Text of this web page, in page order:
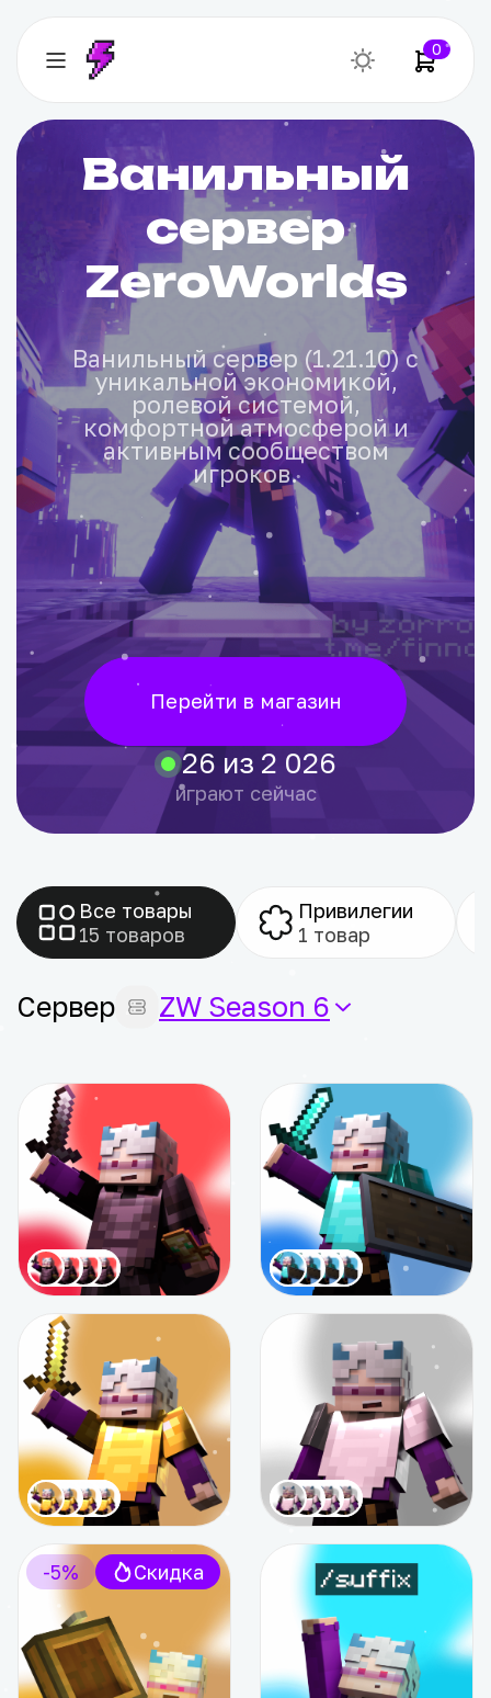
0
Ванильный
сервер
ZeroWorlds
Ванильный сервер (1.21.10) с
уникальной экономикой,
ролевой системой,
комфортной атмосферой и
активным сообществом
игроков.
Перейти в магазин
26 из 2 026
играют сейчас
Все товары
15 товаров
Привилегии
1 товар
Сервер ZW Season 6
Подписка «SPONSOR»
от 1 599 ₽
Подробнее
от 759 ₽
Подробнее
Подписка «Superior PLUS»
от 399 ₽
Подробнее
Подписка «Superior BASE»
от 199 ₽
Подробнее
-5% Скидка